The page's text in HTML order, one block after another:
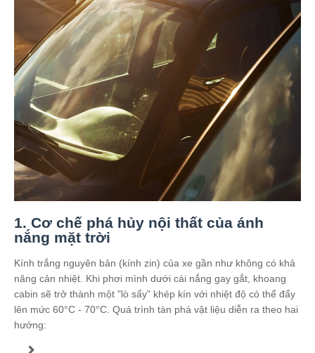
1. Cơ chế phá hủy nội thất của ánh
nắng mặt trời
Kính trắng nguyên bản (kính zin) của xe gần như không có khả
năng cản nhiệt. Khi phơi mình dưới cái nắng gay gắt, khoang
cabin sẽ trở thành một "lò sấy" khép kín với nhiệt độ có thể đẩy
lên mức 60°C - 70°C. Quá trình tàn phá vật liệu diễn ra theo hai
hướng: